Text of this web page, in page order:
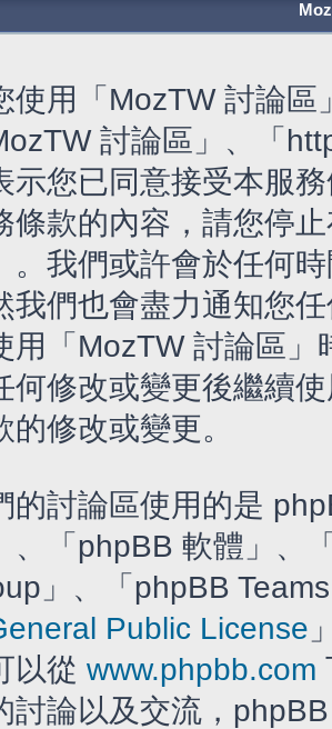
使用「MozTW 討論
討論區」、「
示您已同意接受本服
條款的內容，請您停
。我們或許會於任何
我們也會盡力通知您
用「MozTW 討論區
何修改或變更後繼續
的修改或變更。
的討論區使用的是
、「phpBB 軟體」、
」、「phpBB
Public License
以從 www.phpbb.com
討論以及交流，